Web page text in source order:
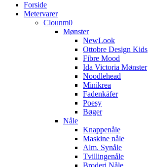
Forside
Metervarer
Clounm0
Mønster
NewLook
Ottobre Design Kids
Fibre Mood
Ida Victoria Mønster
Noodlehead
Minikrea
Fadenkäfer
Poesy
Bøger
Nåle
Knappenåle
Maskine nåle
Alm. Synåle
Tvillingenåle
Broderi Nåle